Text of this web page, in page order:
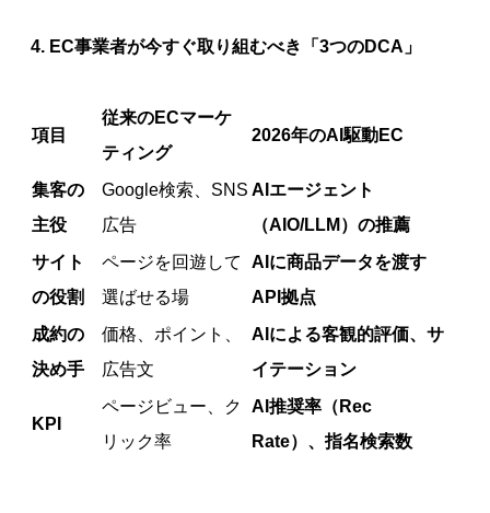
4. EC事業者が今すぐ取り組むべき「3つのDCA」
項目
従来のECマーケ
ティング
2026年のAI駆動EC
集客の
主役
Google検索、SNS
広告
AIエージェント
（AIO/LLM）の推薦
サイト
の役割
ページを回遊して
選ばせる場
AIに商品データを渡す
API拠点
成約の
決め手
価格、ポイント、
広告文
AIによる客観的評価、サ
イテーション
KPI
ページビュー、ク
リック率
AI推奨率（Rec
Rate）、指名検索数